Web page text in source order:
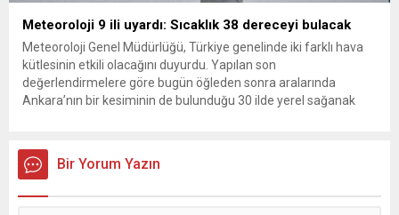
Meteoroloji 9 ili uyardı: Sıcaklık 38 dereceyi bulacak
Meteoroloji Genel Müdürlüğü, Türkiye genelinde iki farklı hava
kütlesinin etkili olacağını duyurdu. Yapılan son
değerlendirmelere göre bugün öğleden sonra aralarında
Ankara’nın bir kesiminin de bulunduğu 30 ilde yerel sağanak
üzerine çıkarak yaz değerlerine ulaşacak. Ayrıca...
Bir Yorum Yazın